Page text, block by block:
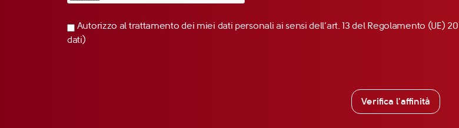
Autorizzo al trattamento dei miei dati personali ai sensi dell’art. 13 del Regolamento (UE)
dati)
Verifica l'affinità